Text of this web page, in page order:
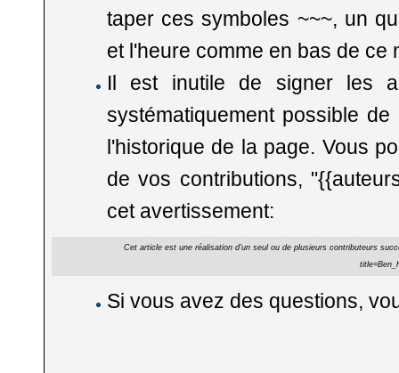
taper ces symboles ~~~, un
et l'heure comme en bas de ce
Il est inutile de signer les
systématiquement possible
l'historique de la page. Vous
de vos contributions,
cet avertissement:
Cet article est une réalisation d'un seul ou de plusieurs contributeurs
Si vous avez des questions,